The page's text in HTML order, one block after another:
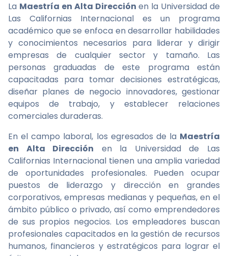
La Maestría en Alta Dirección en la Universidad de
Las Californias Internacional es un programa
académico que se enfoca en desarrollar habilidades
y conocimientos necesarios para liderar y dirigir
empresas de cualquier sector y tamaño. Las
personas graduadas de este programa están
capacitadas para tomar decisiones estratégicas,
diseñar planes de negocio innovadores, gestionar
equipos de trabajo, y establecer relaciones
comerciales duraderas.
En el campo laboral, los egresados de la Maestría
en Alta Dirección en la Universidad de Las
Californias Internacional tienen una amplia variedad
de oportunidades profesionales. Pueden ocupar
puestos de liderazgo y dirección en grandes
corporativos, empresas medianas y pequeñas, en el
ámbito público o privado, así como emprendedores
de sus propios negocios. Los empleadores buscan
profesionales capacitados en la gestión de recursos
humanos, financieros y estratégicos para lograr el